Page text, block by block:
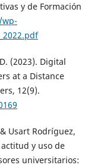
y de Formación
(2023). Digital
at a Distance
12(9).
Usart Rodríguez,
y uso de
universitarios: